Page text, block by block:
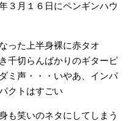
３月１６日にペンギンハウ
った上半身裸に赤タオ
千切らんばかりのギターピ
ミ声・・・いやあ、インパ
クトはすごい
も笑いのネタにしてしまう